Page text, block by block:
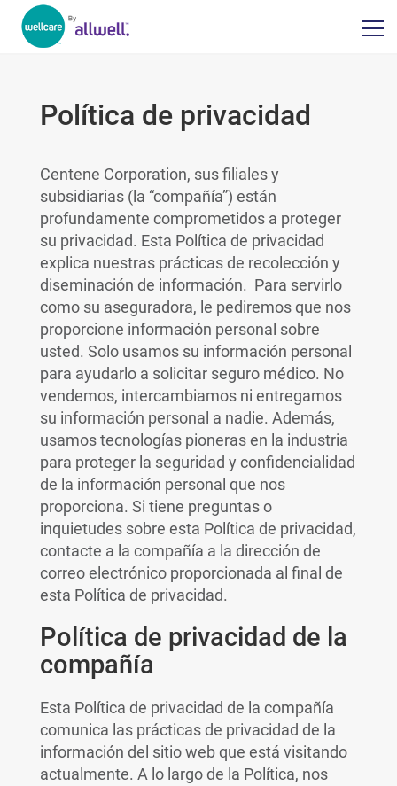
Política de privacidad
Centene Corporation, sus filiales y
subsidiarias (la “compañía”) están
profundamente comprometidos a proteger
su privacidad. Esta Política de privacidad
explica nuestras prácticas de recolección y
diseminación de información. Para servirlo
como su aseguradora, le pediremos que nos
proporcione información personal sobre
usted. Solo usamos su información personal
para ayudarlo a solicitar seguro médico. No
vendemos, intercambiamos ni entregamos
su información personal a nadie. Además,
usamos tecnologías pioneras en la industria
para proteger la seguridad y confidencialidad
de la información personal que nos
proporciona. Si tiene preguntas o
inquietudes sobre esta Política de privacidad,
contacte a la compañía a la dirección de
correo electrónico proporcionada al final de
esta Política de privacidad.
Política de privacidad de la
compañía
Esta Política de privacidad de la compañía
comunica las prácticas de privacidad de la
información del sitio web que está visitando
actualmente. A lo largo de la Política, nos